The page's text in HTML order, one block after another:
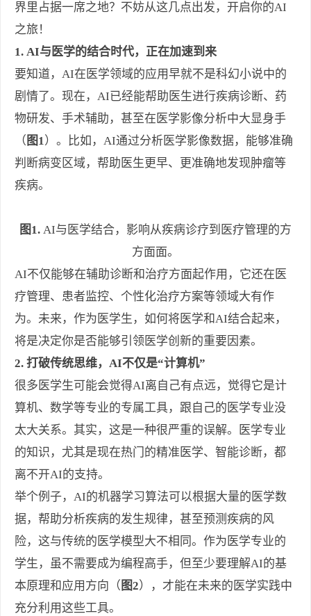
界里占据一席之地？不妨从这几点出发，开启你的AI
之旅！
1. AI与医学的结合时代，正在加速到来
要知道，AI在医学领域的应用早就不是科幻小说中的
剧情了。现在，AI已经能帮助医生进行疾病诊断、药
物研发、手术辅助，甚至在医学影像分析中大显身手
（ 图1）。比如，AI通过分析医学影像数据，能够准确
判断病变区域，帮助医生更早、更准确地发现肿瘤等
疾病。
图1. AI与医学结合，影响从疾病诊疗到医疗管理的方
方面面。
AI不仅能够在辅助诊断和治疗方面起作用，它还在医
疗管理、患者监控、个性化治疗方案等领域大有作
为。未来，作为医学生，如何将医学和AI结合起来，
将是决定你是否能够引领医学创新的重要因素。
2. 打破传统思维，AI不仅是“计算机”
很多医学生可能会觉得AI离自己有点远，觉得它是计
算机、数学等专业的专属工具，跟自己的医学专业没
太大关系。其实，这是一种很严重的误解。医学专业
的知识，尤其是现在热门的精准医学、智能诊断，都
离不开AI的支持。
举个例子，AI的机器学习算法可以根据大量的医学数
据，帮助分析疾病的发生规律，甚至预测疾病的风
险，这与传统的医学模型大不相同。作为医学专业的
学生，虽不需要成为编程高手，但至少要理解AI的基
本原理和应用方向（ 图2），才能在未来的医学实践中
充分利用这些工具。